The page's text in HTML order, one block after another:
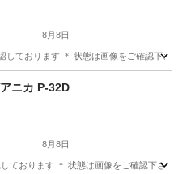
8月8日
ております ＊ 状態は画像をご確認下さ
、ハーモニカ
ニカ P-32D
8月8日
ております ＊ 状態は画像をご確認下さ